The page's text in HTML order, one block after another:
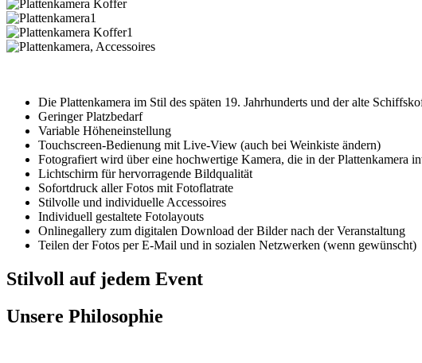
Die Plattenkamera im Stil des späten 19. Jahrhunderts und der alte
Geringer Platzbedarf
Variable Höheneinstellung
Touchscreen-Bedienung mit Live-View (auch bei Weinkiste ändern)
Fotografiert wird über eine hochwertige Kamera, die in der Plattenkamera
Lichtschirm für hervorragende Bildqualität
Sofortdruck aller Fotos mit Fotoflatrate
Stilvolle und individuelle Accessoires
Individuell gestaltete Fotolayouts
Onlinegallery zum digitalen Download der Bilder nach der Veranstaltung
Teilen der Fotos per E-Mail und in sozialen Netzwerken (wenn gewünscht)
Stilvoll auf jedem Event
Unsere Philosophie